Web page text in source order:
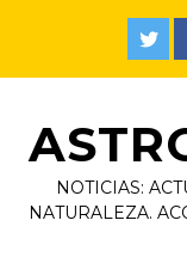
NOTICIAS:
NATURALEZA.